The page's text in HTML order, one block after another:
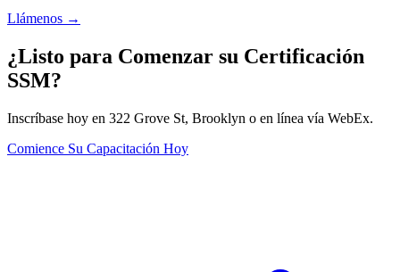
Llámenos →
¿Listo para Comenzar su Certificación
SSM?
Inscríbase hoy en 322 Grove St, Brooklyn o en línea vía WebEx.
Comience Su Capacitación Hoy